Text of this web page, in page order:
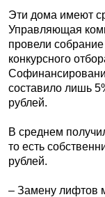
Эти дома имеют
Управляющая
провели
конкурсного
составило лишь
рублей.
В среднем
то есть
рублей.
– Замену лифтов